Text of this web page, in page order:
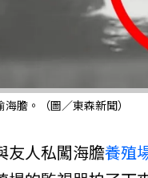
膽。（圖／東森新聞）
友人私闖海膽養殖